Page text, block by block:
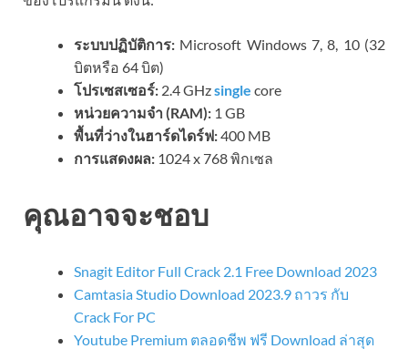
ระบบปฏิบัติการ: Microsoft Windows 7, 8, 10 (32
บิตหรือ 64 บิต)
โปรเซสเซอร์: 2.4 GHzsingle core
หน่วยความจำ (RAM): 1 GB
พื้นที่ว่างในฮาร์ดไดร์ฟ:400 MB
การแสดงผล: 1024 x 768 พิกเซล
คุณอาจจะชอบ
Snagit Editor Full Crack 2.1 Free Download 2023
Camtasia Studio Download 2023.9 ถาวร กับ
Crack For PC
Youtube Premium ตลอดชีพ ฟรี Download ล่าสุด